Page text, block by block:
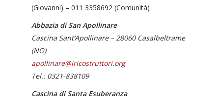
(Giovanni) – 011 3358692 (Comunità)
Abbazia di San Apollinare
Cascina Sant’Apollinare – 28060 Casalbeltrame
(NO)
apollinare@iricostruttori.org
Tel.: 0321-838109
Cascina di Santa Esuberanza